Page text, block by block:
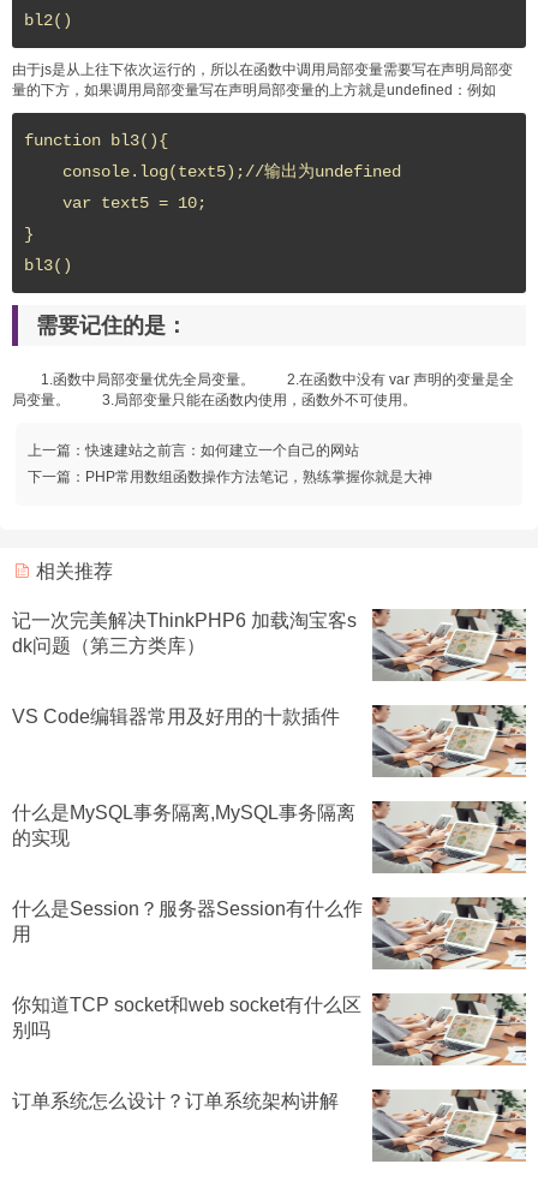
bl2()
由于js是从上往下依次运行的，所以在函数中调用局部变量需要写在声明局部变
量的下方，如果调用局部变量写在声明局部变量的上方就是undefined：例如
function bl3(){
}
bl3()
需要记住的是：
1.函数中局部变量优先全局变量。 2.在函数中没有 var 声明的变量是全
局变量。 3.局部变量只能在函数内使用，函数外不可使用。
上一篇：快速建站之前言：如何建立一个自己的网站
下一篇： PHP常用数组函数操作方法笔记，熟练掌握你就是大神
相关推荐
记一次完美解决ThinkPHP6 加载淘宝客s
dk问题（第三方类库）
VS Code编辑器常用及好用的十款插件
什么是MySQL事务隔离,MySQL事务隔离
的实现
什么是Session？服务器Session有什么作
用
你知道TCP socket和web socket有什么区
别吗
订单系统怎么设计？订单系统架构讲解